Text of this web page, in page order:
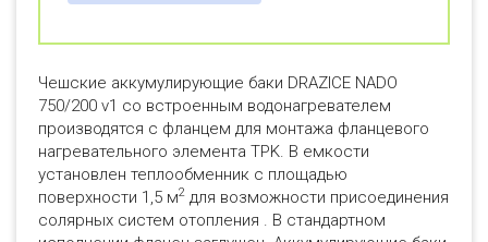
Чешские аккумулирующие баки DRAZICE NADO
750/200 v1 со встроенным водонагревателем
производятся с фланцем для монтажа фланцевого
нагревательного элемента TPK. В емкости
установлен теплообменник с площадью
поверхности 1,5 м2 для возможности присоединения
солярных систем отопления . В стандартном